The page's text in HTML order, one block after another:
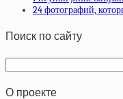
24 фотографий,
Поиск по сайту
О проекте